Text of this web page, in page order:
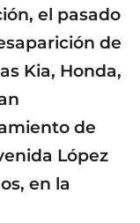
el pasado
de
Kia, Honda,
de
López
en la